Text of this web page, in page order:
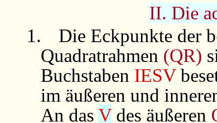
II. Die
1.
Die Eckpunkte der
Quadratrahmen (QR)
Buchstaben IESV
im äußeren und
An das Vdes äußeren